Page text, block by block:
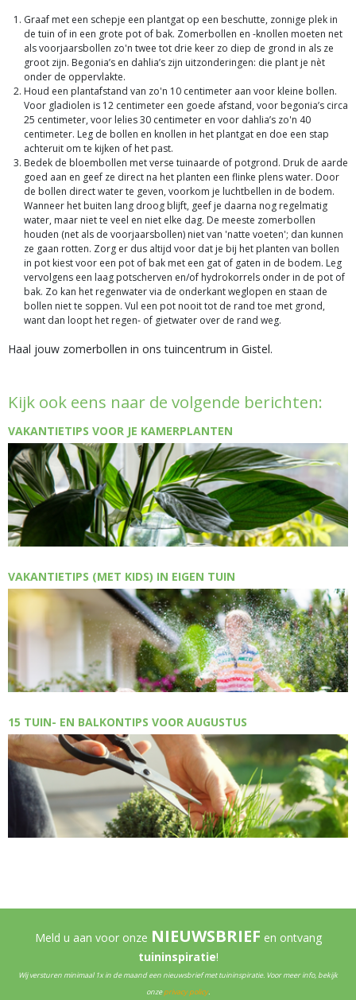
Graaf met een schepje een plantgat op een beschutte, zonnige plek in
de tuin of in een grote pot of bak. Zomerbollen en -knollen moeten net
als voorjaarsbollen zo'n twee tot drie keer zo diep de grond in als ze
groot zijn. Begonia’s en dahlia’s zijn uitzonderingen: die plant je nèt
onder de oppervlakte.
Houd een plantafstand van zo'n 10 centimeter aan voor kleine bollen.
Voor gladiolen is 12 centimeter een goede afstand, voor begonia’s circa
25 centimeter, voor lelies 30 centimeter en voor dahlia’s zo'n 40
centimeter. Leg de bollen en knollen in het plantgat en doe een stap
achteruit om te kijken of het past.
Bedek de bloembollen met verse tuinaarde of potgrond. Druk de aarde
goed aan en geef ze direct na het planten een flinke plens water. Door
de bollen direct water te geven, voorkom je luchtbellen in de bodem.
Wanneer het buiten lang droog blijft, geef je daarna nog regelmatig
water, maar niet te veel en niet elke dag. De meeste zomerbollen
houden (net als de voorjaarsbollen) niet van 'natte voeten'; dan kunnen
ze gaan rotten. Zorg er dus altijd voor dat je bij het planten van bollen
in pot kiest voor een pot of bak met een gat of gaten in de bodem. Leg
vervolgens een laag potscherven en/of hydrokorrels onder in de pot of
bak. Zo kan het regenwater via de onderkant weglopen en staan de
bollen niet te soppen. Vul een pot nooit tot de rand toe met grond,
want dan loopt het regen- of gietwater over de rand weg.
Haal jouw zomerbollen in ons tuincentrum in Gistel.
Kijk ook eens naar de volgende berichten:
VAKANTIETIPS VOOR JE KAMERPLANTEN
VAKANTIETIPS (MET KIDS) IN EIGEN TUIN
15 TUIN- EN BALKONTIPS VOOR AUGUSTUS
Meld u aan voor onze NIEUWSBRIEF en ontvang
tuininspiratie!
Wij versturen minimaal 1x in de maand een nieuwsbrief met tuininspiratie. Voor meer info, bekijk
onzeprivacy policy.